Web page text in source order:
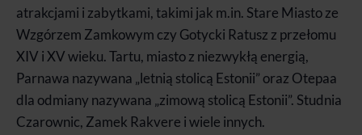
atrakcjami i zabytkami, takimi jak m.in. Stare Miasto ze
Wzgórzem Zamkowym czy Gotycki Ratusz z przełomu
XIV i XV wieku. Tartu, miasto z niezwykłą energią,
Parnawa nazywana „letnią stolicą Estonii” oraz Otepaa
dla odmiany nazywana „zimową stolicą Estonii”. Studnia
Czarownic, Zamek Rakvere i wiele innych.